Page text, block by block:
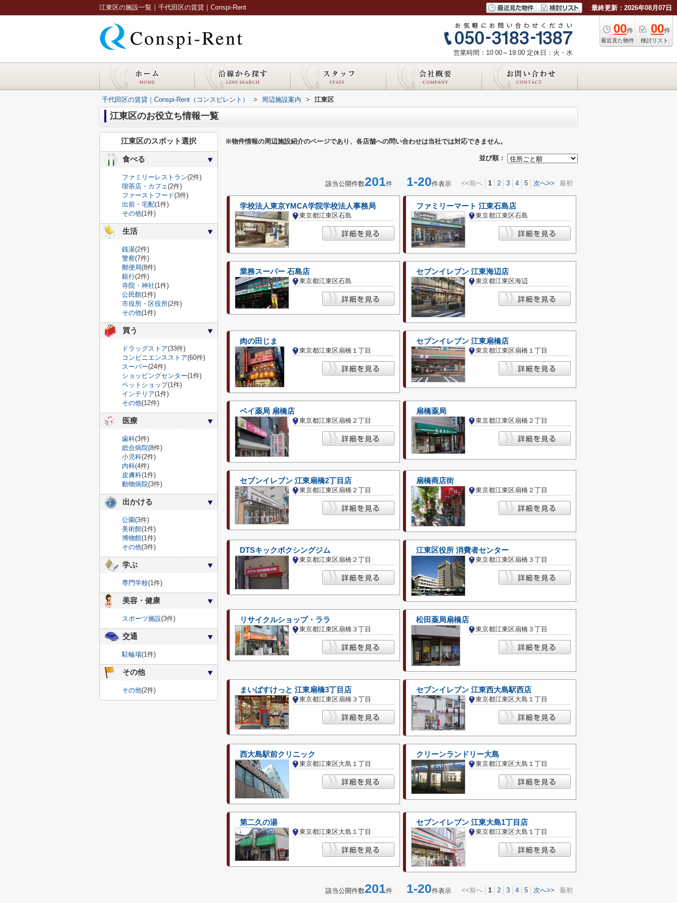
江東区の施設一覧｜千代田区の賃貸｜Conspi-Rent 最終更新：2026年08月07日
00件
最近見た物件
00件
検討リスト
営業時間：10:00～19:00 定休日：火・水
千代田区の賃貸｜Conspi-Rent（コンスピレント） > 周辺施設案内 > 江東区
江東区のお役立ち情報一覧
※物件情報の周辺施設紹介のページであり、各店舗への問い合わせは当社では対応できません。
並び順：
該当公開件数201件 1-20件表示 <<前へ 1 2 3 4 5 次へ>> 最初
学校法人東京YMCA学院学校法人事務局
東京都江東区石島
ファミリーマート 江東石島店
東京都江東区石島
業務スーパー 石島店
東京都江東区石島
セブンイレブン 江東海辺店
東京都江東区海辺
肉の田じま
東京都江東区扇橋１丁目
セブンイレブン 江東扇橋店
東京都江東区扇橋１丁目
ベイ薬局 扇橋店
東京都江東区扇橋２丁目
扇橋薬局
東京都江東区扇橋２丁目
セブンイレブン 江東扇橋2丁目店
東京都江東区扇橋２丁目
扇橋商店街
東京都江東区扇橋２丁目
DTSキックボクシングジム
東京都江東区扇橋２丁目
江東区役所 消費者センター
東京都江東区扇橋３丁目
リサイクルショップ・ララ
東京都江東区扇橋３丁目
松田薬局扇橋店
東京都江東区扇橋３丁目
まいばすけっと 江東扇橋3丁目店
東京都江東区扇橋３丁目
セブンイレブン 江東西大島駅西店
東京都江東区大島１丁目
西大島駅前クリニック
東京都江東区大島１丁目
クリーンランドリー大島
東京都江東区大島１丁目
第二久の湯
東京都江東区大島１丁目
セブンイレブン 江東大島1丁目店
東京都江東区大島１丁目
該当公開件数201件 1-20件表示 <<前へ 1 2 3 4 5 次へ>> 最初
江東区のスポット選択
食べる
ファミリーレストラン(2件)
喫茶店・カフェ(2件)
ファーストフード(3件)
出前・宅配(1件)
その他(1件)
生活
銭湯(2件)
警察(7件)
郵便局(8件)
銀行(2件)
寺院・神社(1件)
公民館(1件)
市役所・区役所(2件)
その他(1件)
買う
ドラッグストア(33件)
コンビニエンスストア(60件)
スーパー(24件)
ショッピングセンター(1件)
ペットショップ(1件)
インテリア(1件)
その他(12件)
医療
歯科(3件)
総合病院(8件)
小児科(2件)
内科(4件)
皮膚科(1件)
動物病院(3件)
出かける
公園(3件)
美術館(1件)
博物館(1件)
その他(3件)
学ぶ
専門学校(1件)
美容・健康
スポーツ施設(3件)
交通
駐輪場(1件)
その他
その他(2件)